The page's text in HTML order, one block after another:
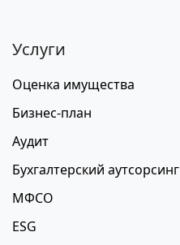
Услуги
Оценка имущества
Бизнес-план
Аудит
Бухгалтерский аутсорсинг
МФСО
ESG